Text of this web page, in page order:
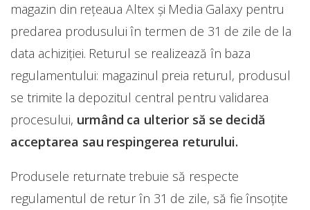
magazin din reţeaua Altex şi Media Galaxy pentru
predarea produsului în termen de 31 de zile de la
data achiziţiei. Returul se realizează în baza
regulamentului: magazinul preia returul, produsul
se trimite la depozitul central pentru validarea
procesului, urmând ca ulterior să se decidă
acceptarea sau respingerea returului.
Produsele returnate trebuie să respecte
regulamentul de retur în 31 de zile, să fie însoţite